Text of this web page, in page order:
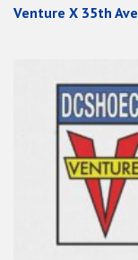
Venture X 35th Ave